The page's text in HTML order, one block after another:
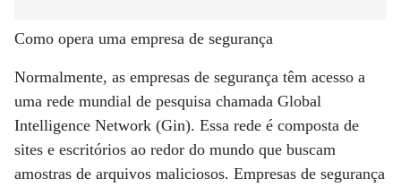
Como opera uma empresa de segurança
Normalmente, as empresas de segurança têm acesso a
uma rede mundial de pesquisa chamada Global
Intelligence Network (Gin). Essa rede é composta de
sites e escritórios ao redor do mundo que buscam
amostras de arquivos maliciosos. Empresas de segurança